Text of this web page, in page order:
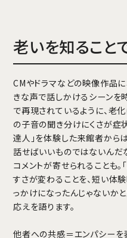
老いを知ること
CMやドラマなどの映像作品
きな声で話しかけるシーンを
で再現されているように、老
の子音の聞き分けにくさが症
達人」を体験した来館者から
話せばいいものではないんだ
コメントが寄せられることも
すさが変わることを、短い体
っかけになったんじゃないか
応えを語ります。
他者への共感＝エンパシーを